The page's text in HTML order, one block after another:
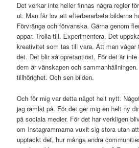
Det verkar inte heller finnas några regler
ut. Man får lov att efterberarbeta bilderna
Förvränga och förvanska. Gärna genom
appar. Trolla till. Experimentera. Det
kreativitet som tas till vara. Att man vågar
det. Det blir så opretantiöst. För det är
dem är vänskapen och
tillhörighet. Och sen bilden.
Och för mig var detta något helt nytt.
jag ramlat på. För det ger mig en helt ny
på sociala medier. För det har verkligen
om Instagrammarna vuxit sig stora utan
upptäckt det, hur många andra